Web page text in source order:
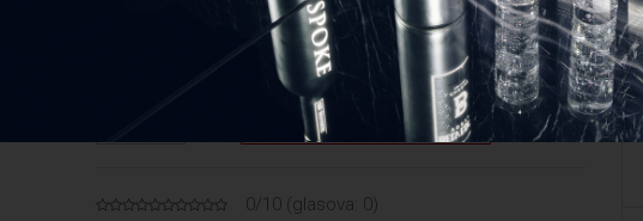
DODAJ U KOŠARICU
0/10 (glasova: 0)